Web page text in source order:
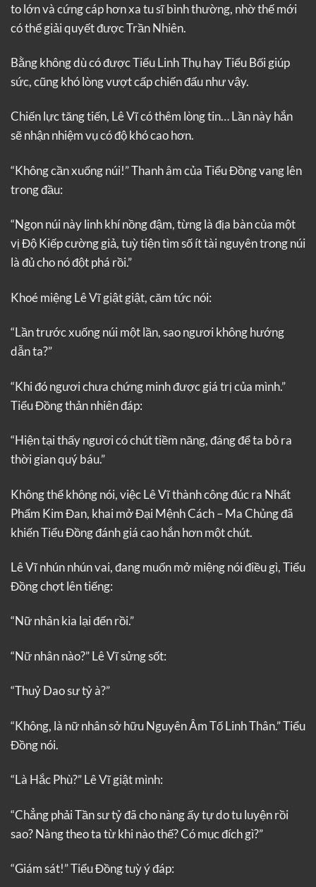
to lớn và cứng cáp hơn xa tu sĩ bình thường, nhờ thế mới
có thể giải quyết được Trần Nhiên.
Bằng không dù có được Tiểu Linh Thụ hay Tiểu Bối giúp
sức, cũng khó lòng vượt cấp chiến đấu như vậy.
Chiến lực tăng tiến, Lê Vĩ có thêm lòng tin… Lần này hắn
sẽ nhận nhiệm vụ có độ khó cao hơn.
“Không cần xuống núi!” Thanh âm của Tiểu Đồng vang lên
trong đầu:
“Ngọn núi này linh khí nồng đậm, từng là địa bàn của một
vị Độ Kiếp cường giả, tuỳ tiện tìm số ít tài nguyên trong núi
là đủ cho nó đột phá rồi.”
Khoé miệng Lê Vĩ giật giật, căm tức nói:
“Lần trước xuống núi một lần, sao ngươi không hướng
dẫn ta?”
“Khi đó ngươi chưa chứng minh được giá trị của mình.”
Tiểu Đồng thản nhiên đáp:
“Hiện tại thấy ngươi có chút tiềm năng, đáng để ta bỏ ra
thời gian quý báu.”
Không thể không nói, việc Lê Vĩ thành công đúc ra Nhất
Phẩm Kim Đan, khai mở Đại Mệnh Cách – Ma Chủng đã
khiến Tiểu Đồng đánh giá cao hắn hơn một chút.
Lê Vĩ nhún nhún vai, đang muốn mở miệng nói điều gì, Tiểu
Đồng chợt lên tiếng:
“Nữ nhân kia lại đến rồi.”
“Nữ nhân nào?” Lê Vĩ sửng sốt:
“Thuỷ Dao sư tỷ à?”
“Không, là nữ nhân sở hữu Nguyên Âm Tố Linh Thân.” Tiểu
Đồng nói.
“Là Hắc Phù?” Lê Vĩ giật mình:
“Chẳng phải Tần sư tỷ đã cho nàng ấy tự do tu luyện rồi
sao? Nàng theo ta từ khi nào thế? Có mục đích gì?”
“Giám sát!” Tiểu Đồng tuỳ ý đáp: